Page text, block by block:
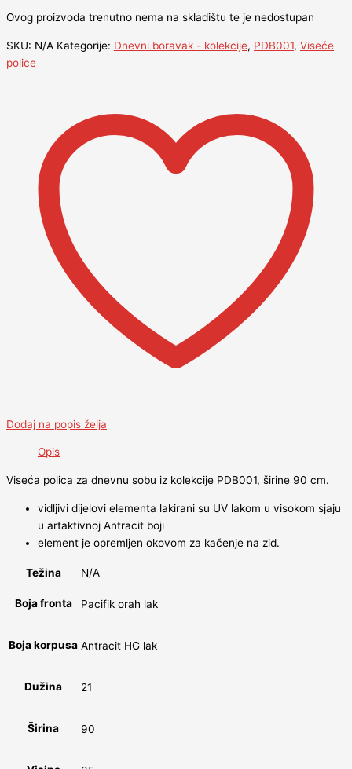
Ovog proizvoda trenutno nema na skladištu te je nedostupan
SKU: N/A Kategorije: Dnevni boravak - kolekcije, PDB001, Viseće
police
Dodaj na popis želja
Opis
Viseća polica za dnevnu sobu iz kolekcije PDB001, širine 90 cm.
vidljivi dijelovi elementa lakirani su UV lakom u visokom sjaju
u artaktivnoj Antracit boji
element je opremljen okovom za kačenje na zid.
Težina N/A
Boja fronta Pacifik orah lak
Boja korpusa Antracit HG lak
Dužina 21
Širina 90